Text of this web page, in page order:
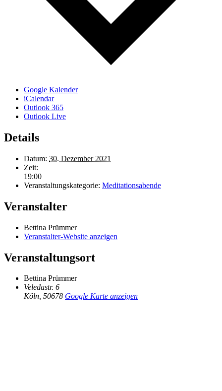
Google Kalender
iCalendar
Outlook 365
Outlook Live
Details
Datum: 30. Dezember 2021
Zeit:
19:00
Veranstaltungskategorie: Meditationsabende
Veranstalter
Bettina Prümmer
Veranstalter-Website anzeigen
Veranstaltungsort
Bettina Prümmer
Veledastr. 6
Köln, 50678 Google Karte anzeigen